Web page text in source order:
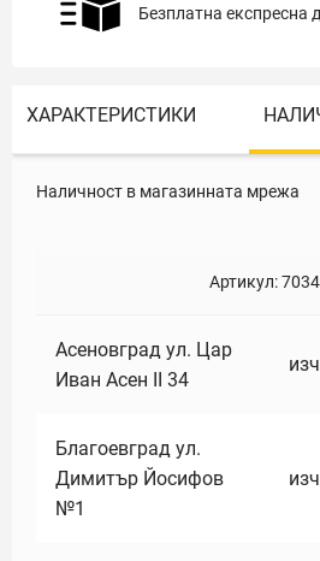
Безплатна експресна
ХАРАКТЕРИСТИКИ
Наличност в магазинната мрежа
Артикул:
Асеновград ул. Цар
Иван Асен II 34
Благоевград ул.
Димитър Йосифов
№1